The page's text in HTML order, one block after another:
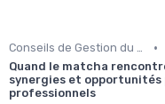
Conseils de Gestion du Café •
Quand le matcha
synergies et opportunités
professionnels